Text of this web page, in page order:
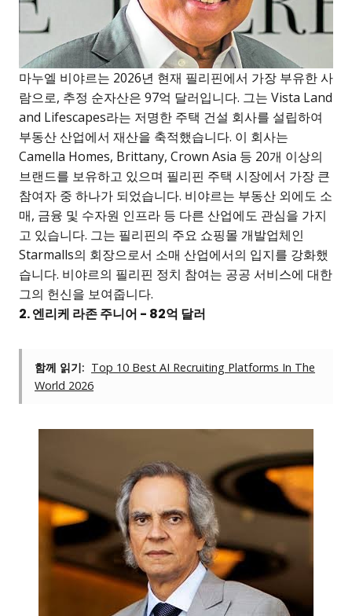
마누엘 비야르는 2026년 현재 필리핀에서 가장 부유한 사
람으로, 추정 순자산은 97억 달러입니다. 그는 Vista Land
and Lifescapes라는 저명한 주택 건설 회사를 설립하여
부동산 산업에서 재산을 축적했습니다. 이 회사는
Camella Homes, Brittany, Crown Asia 등 20개 이상의
브랜드를 보유하고 있으며 필리핀 주택 시장에서 가장 큰
참여자 중 하나가 되었습니다. 비야르는 부동산 외에도 소
매, 금융 및 수자원 인프라 등 다른 산업에도 관심을 가지
고 있습니다. 그는 필리핀의 주요 쇼핑몰 개발업체인
Starmalls의 회장으로서 소매 산업에서의 입지를 강화했
습니다. 비야르의 필리핀 정치 참여는 공공 서비스에 대한
그의 헌신을 보여줍니다.
2. 엔리케 라존 주니어 - 82억 달러
함께 읽기: Top 10 Best AI Recruiting Platforms In The
World 2026